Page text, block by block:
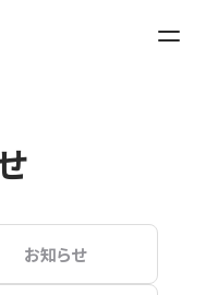
お知らせ